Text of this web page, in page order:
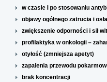
w czasie i po stosowaniu
objawy ogólnego zatrucia i
zwiększenie odporności i sił
profilaktyka w onkologii –
otyłość (zmniejsza apetyt)
zapalenia przewodu
brak koncentracji